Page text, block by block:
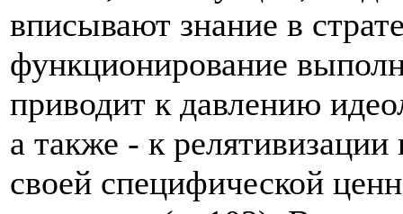
вписывают знание в
функционирование
приводит к давлению
а также - к
своей специфической